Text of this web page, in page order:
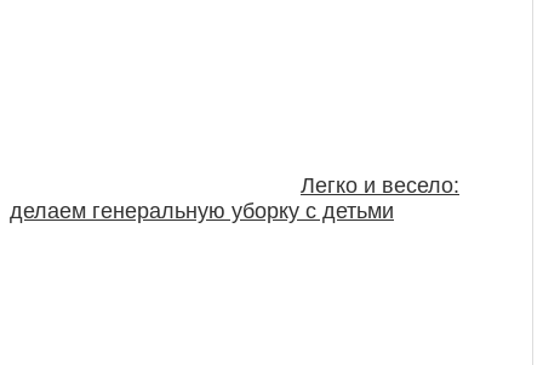
Легко и весело:
делаем генеральную уборку с детьми